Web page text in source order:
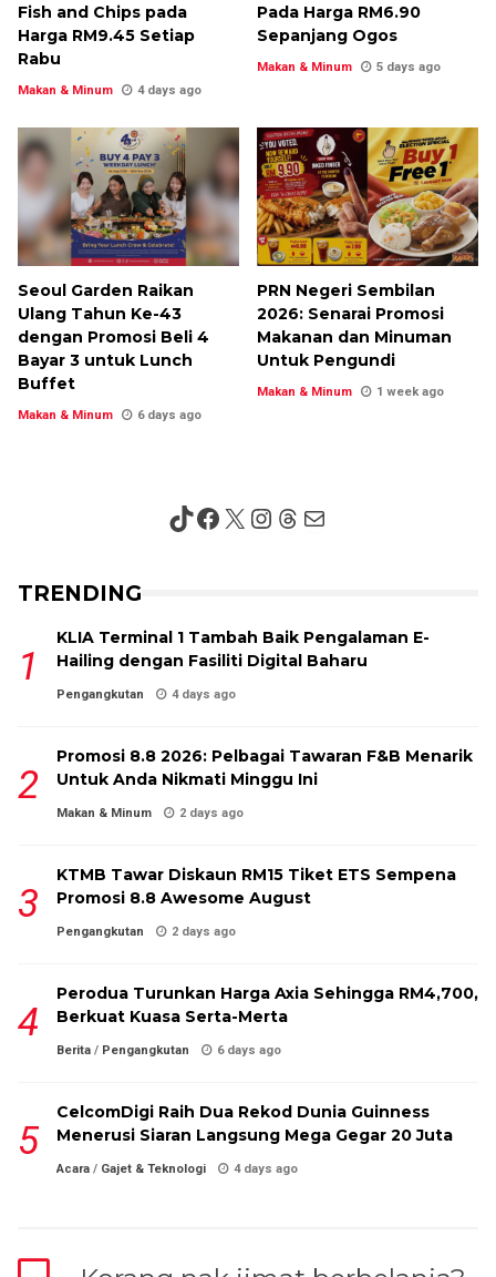
Fish and Chips pada
Harga RM9.45 Setiap
Rabu
Makan & Minum 4 days ago
Pada Harga RM6.90
Sepanjang Ogos
Makan & Minum 5 days ago
Seoul Garden Raikan
Ulang Tahun Ke-43
dengan Promosi Beli 4
Bayar 3 untuk Lunch
Buffet
Makan & Minum 6 days ago
PRN Negeri Sembilan
2026: Senarai Promosi
Makanan dan Minuman
Untuk Pengundi
Makan & Minum 1 week ago
TikTok
Facebook
X Instagram
Threads
Mail
TRENDING
KLIA Terminal 1 Tambah Baik Pengalaman E-
Hailing dengan Fasiliti Digital Baharu
Pengangkutan 4 days ago
Promosi 8.8 2026: Pelbagai Tawaran F&B Menarik
Untuk Anda Nikmati Minggu Ini
Makan & Minum 2 days ago
KTMB Tawar Diskaun RM15 Tiket ETS Sempena
Promosi 8.8 Awesome August
Pengangkutan 2 days ago
Perodua Turunkan Harga Axia Sehingga RM4,700,
Berkuat Kuasa Serta-Merta
Berita / Pengangkutan 6 days ago
CelcomDigi Raih Dua Rekod Dunia Guinness
Menerusi Siaran Langsung Mega Gegar 20 Juta
Acara / Gajet & Teknologi 4 days ago